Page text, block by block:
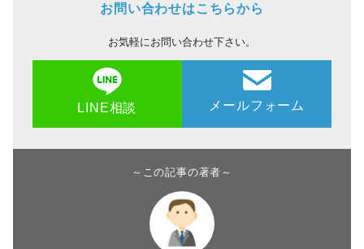
お問い合わせはこちらから
お気軽にお問い合わせ下さい。
LINE相談 メールフォーム
～この記事の著者～